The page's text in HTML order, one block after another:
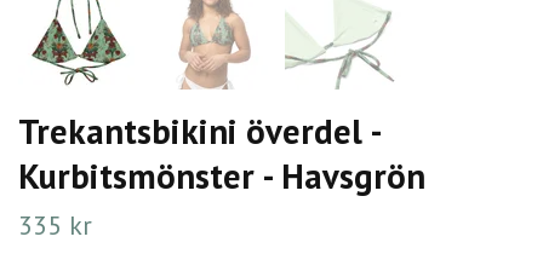
Trekantsbikini överdel -
Kurbitsmönster - Havsgrön
335 kr